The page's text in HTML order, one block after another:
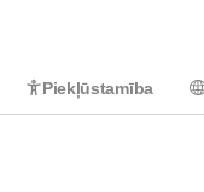
Piekļūstamība